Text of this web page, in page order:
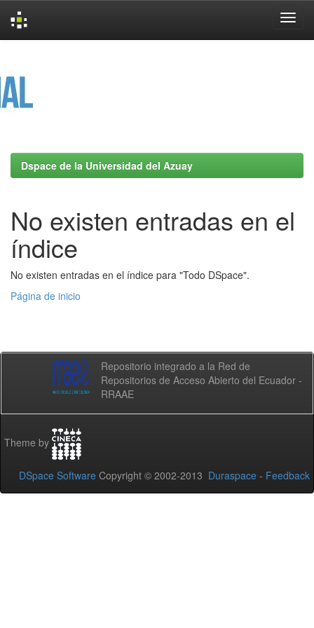
Dspace de la Universidad del Azuay
No existen entradas en el
índice
No existen entradas en el índice para "Todo DSpace".
Página de inicio
Repositorio integrado a la Red de
Repositorios de Acceso Abierto del Ecuador -
RRAAE
Theme by
DSpace Software Copyright © 2002-2013 Duraspace - Feedback